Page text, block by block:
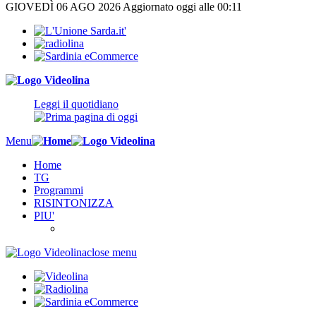
GIOVEDÌ 06 AGO 2026 Aggiornato oggi alle 00:11
Leggi il quotidiano
Menu
Home
TG
Programmi
RISINTONIZZA
PIU'
close menu